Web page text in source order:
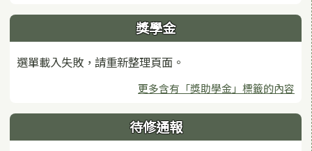
獎學金
選單載入失敗，請重新整理頁面。
更多含有「獎助學金」標籤的內容
待修通報